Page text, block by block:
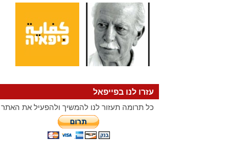
עזרו לנו בפייפאל
כל תרומה תעזור לנו להמשיך ולהפעיל את האתר